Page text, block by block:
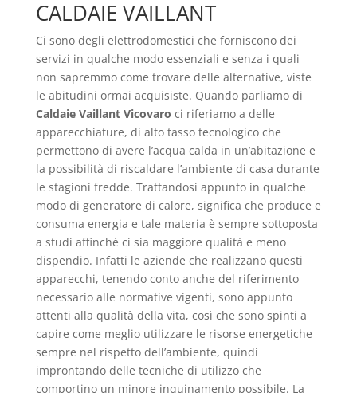
CALDAIE VAILLANT
Ci sono degli elettrodomestici che forniscono dei
servizi in qualche modo essenziali e senza i quali
non sapremmo come trovare delle alternative, viste
le abitudini ormai acquisiste. Quando parliamo di
Caldaie Vaillant Vicovaro ci riferiamo a delle
apparecchiature, di alto tasso tecnologico che
permettono di avere l’acqua calda in un’abitazione e
la possibilità di riscaldare l’ambiente di casa durante
le stagioni fredde. Trattandosi appunto in qualche
modo di generatore di calore, significa che produce e
consuma energia e tale materia è sempre sottoposta
a studi affinché ci sia maggiore qualità e meno
dispendio. Infatti le aziende che realizzano questi
apparecchi, tenendo conto anche del riferimento
necessario alle normative vigenti, sono appunto
attenti alla qualità della vita, così che sono spinti a
capire come meglio utilizzare le risorse energetiche
sempre nel rispetto dell’ambiente, quindi
improntando delle tecniche di utilizzo che
comportino un minore inquinamento possibile. La